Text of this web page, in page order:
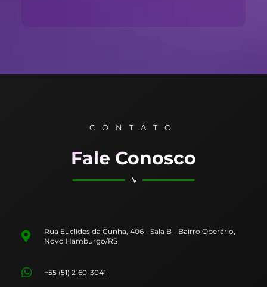
CONTATO
Fale Conosco
Rua Euclídes da Cunha, 406 - Sala B - Bairro Operário,
Novo Hamburgo/RS
+55 (51) 2160-3041